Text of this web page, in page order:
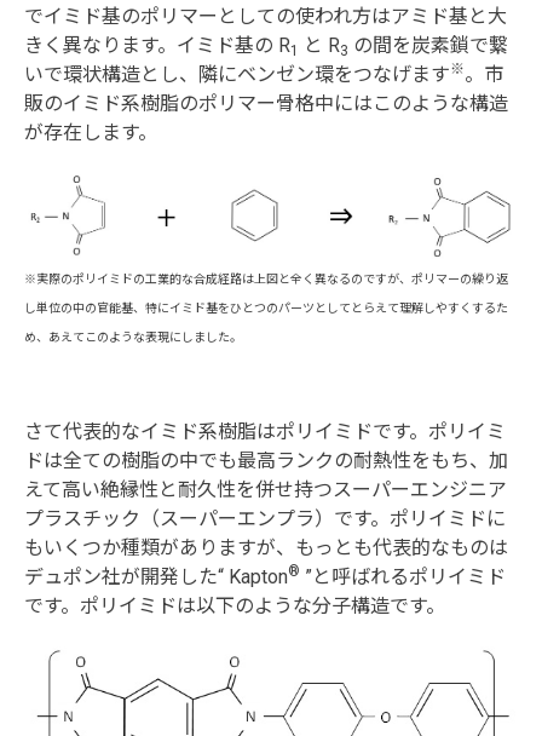
でイミド基のポリマーとしての使われ方はアミド基と大
きく異なります。イミド基の R1 と R3 の間を炭素鎖で繋
いで環状構造とし、隣にベンゼン環をつなげます※。市
販のイミド系樹脂のポリマー骨格中にはこのような構造
が存在します。
※実際のポリイミドの工業的な合成経路は上図と全く異なるのですが、ポリマーの繰り返
し単位の中の官能基、特にイミド基をひとつのパーツとしてとらえて理解しやすくするた
め、あえてこのような表現にしました。
さて代表的なイミド系樹脂はポリイミドです。ポリイミ
ドは全ての樹脂の中でも最高ランクの耐熱性をもち、加
えて高い絶縁性と耐久性を併せ持つスーパーエンジニア
プラスチック（スーパーエンプラ）です。ポリイミドに
もいくつか種類がありますが、もっとも代表的なものは
デュポン社が開発した“ Kapton® ”と呼ばれるポリイミド
です。ポリイミドは以下のような分子構造です。